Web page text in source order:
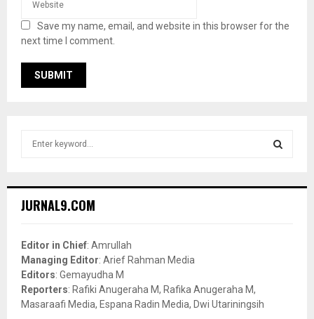
Save my name, email, and website in this browser for the
next time I comment.
h
o
r
:
JURNAL9.COM
Editor in Chief: Amrullah
Managing Editor: Arief Rahman Media
Editors: Gemayudha M
Reporters: Rafiki Anugeraha M, Rafika Anugeraha M,
Masaraafi Media, Espana Radin Media, Dwi Utariningsih